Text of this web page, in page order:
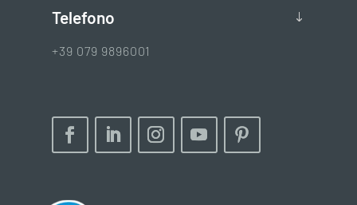
Telefono
+39 079 9896001